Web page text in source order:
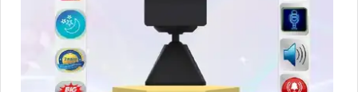
tìm cho mình lựa chọn hoàn hảo!